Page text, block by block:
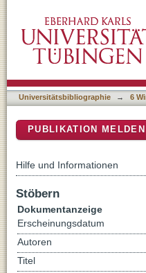
questionnaire
Universitätsbibliographie → 6
PUBLIKATION MELDEN
Hilfe und Informationen
Stöbern
Dokumentanzeige
Erscheinungsdatum
Autoren
Titel